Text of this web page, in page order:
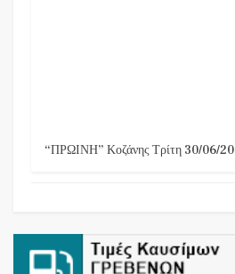
“ΠΡΩΙΝΗ” Κοζάνης Τρίτη 30/06/20